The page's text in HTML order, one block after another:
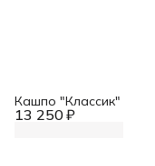
13 250 ₽
Кашпо "Классик"